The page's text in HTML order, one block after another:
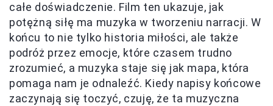
całe doświadczenie. Film ten ukazuje, jak
potężną siłę ma muzyka w tworzeniu narracji. W
końcu to nie tylko historia miłości, ale także
podróż przez emocje, które czasem trudno
zrozumieć, a muzyka staje się jak mapa, która
pomaga nam je odnaleźć. Kiedy napisy końcowe
zaczynają się toczyć, czuję, że ta muzyczna